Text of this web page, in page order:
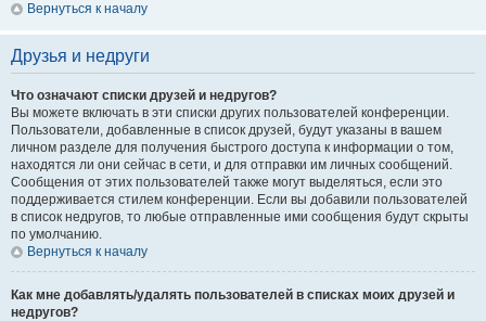
Вернуться к началу
Друзья и недруги
Что означают списки друзей и недругов?
Вы можете включать в эти списки других пользователей конференции.
Пользователи, добавленные в список друзей, будут указаны в вашем
личном разделе для получения быстрого доступа к информации о том,
находятся ли они сейчас в сети, и для отправки им личных сообщений.
Сообщения от этих пользователей также могут выделяться, если это
поддерживается стилем конференции. Если вы добавили пользователей
в список недругов, то любые отправленные ими сообщения будут скрыты
по умолчанию.
Вернуться к началу
Как мне добавлять/удалять пользователей в списках моих друзей и
недругов?